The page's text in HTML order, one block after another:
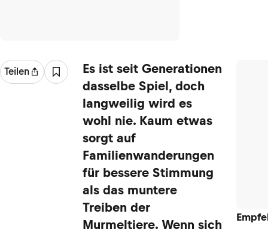
Teilen
Es ist seit Generationen
dasselbe Spiel, doch
langweilig wird es
wohl nie. Kaum etwas
sorgt auf
Familienwanderungen
für bessere Stimmung
als das muntere
Treiben der
Murmeltiere. Wenn sich